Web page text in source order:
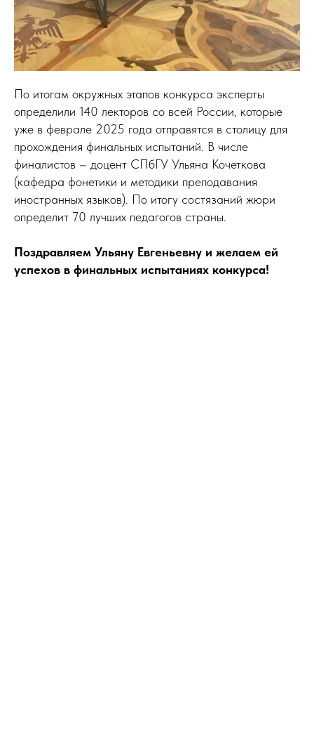
По итогам окружных этапов конкурса эксперты
определили 140 лекторов со всей России, которые
уже в феврале 2025 года отправятся в столицу для
прохождения финальных испытаний. В числе
финалистов – доцент СПбГУ Ульяна Кочеткова
(кафедра фонетики и методики преподавания
иностранных языков). По итогу состязаний жюри
определит 70 лучших педагогов страны.
Поздравляем Ульяну Евгеньевну и желаем ей
успехов в финальных испытаниях конкурса!